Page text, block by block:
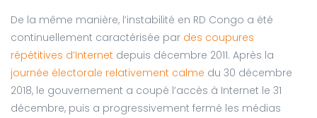
De la même manière, l’instabilité en RD Congo a été
continuellement caractérisée par des coupures
répétitives d’Internet depuis décembre 2011. Après la
journée électorale relativement calme du 30 décembre
2018, le gouvernement a coupé l’accès à Internet le 31
décembre, puis a progressivement fermé les médias